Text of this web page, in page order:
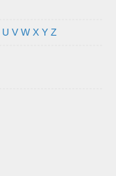
U V W X Y Z